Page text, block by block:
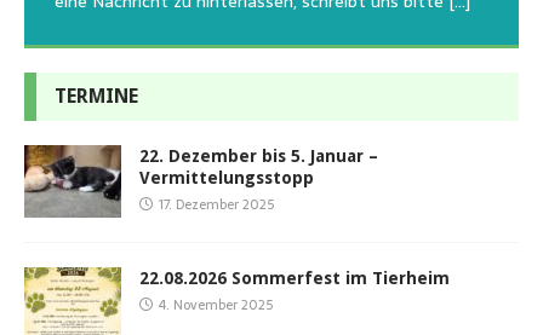
TERMINE
22. Dezember bis 5. Januar –
Vermittelungsstopp
17. Dezember 2025
22.08.2026 Sommerfest im Tierheim
4. November 2025